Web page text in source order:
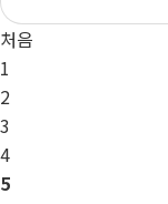
처음
1
2
3
4
5